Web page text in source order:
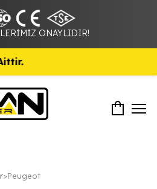
ONAYLIDIR!
>Peugeot